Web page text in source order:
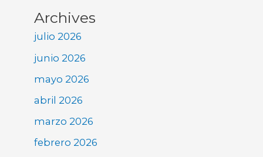
Archives
julio 2026
junio 2026
mayo 2026
abril 2026
marzo 2026
febrero 2026